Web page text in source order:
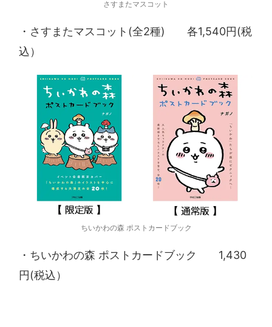
さすまたマスコット
・さすまたマスコット(全2種) 各1,540円(税
込）
ちいかわの森 ポストカードブック
・ちいかわの森 ポストカードブック 1,430
円(税込）